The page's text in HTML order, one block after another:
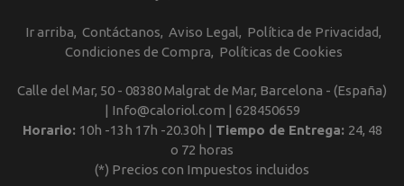
Ir arriba Contáctanos Aviso Legal
Política de Privacidad
Condiciones de Compra
Políticas de Cookies
Calle del Mar, 50 - 08380 Malgrat de Mar, Barcelona - (España)
| Info@caloriol.com | 628450659
Horario: 10h -13h 17h -20.30h | Tiempo de Entrega: 24, 48
o 72 horas
(*) Precios con Impuestos incluidos